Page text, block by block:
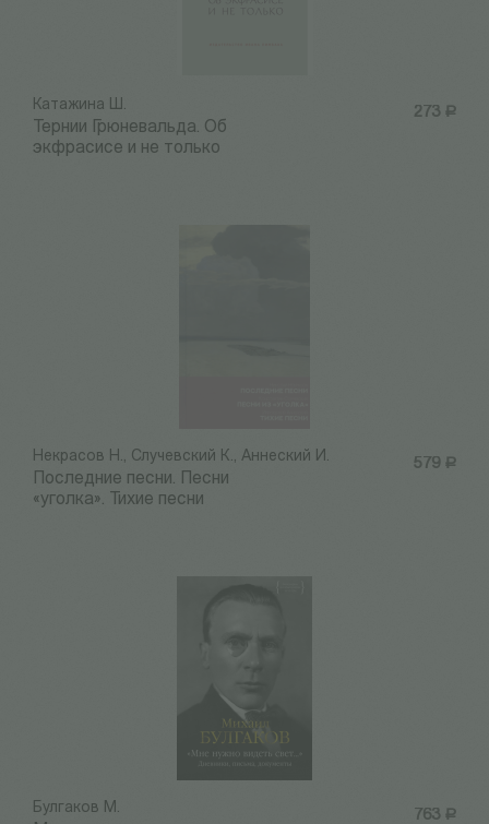
273 Р
Катажина Ш.
Тернии Грюневальда. Об
экфрасисе и не только
579 Р
Некрасов Н., Случевский К., Аннеский И.
Последние песни. Песни
«уголка». Тихие песни
763 Р
Булгаков М.